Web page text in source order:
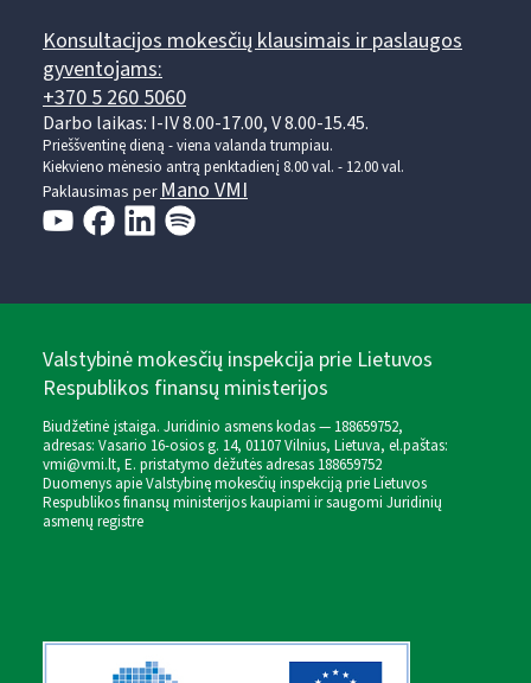
Konsultacijos mokesčių klausimais ir paslaugos
gyventojams:
+370 5 260 5060
Darbo laikas: I-IV 8.00-17.00, V 8.00-15.45.
Prieššventinę dieną - viena valanda trumpiau.
Kiekvieno mėnesio antrą penktadienį 8.00 val. - 12.00 val.
Paklausimas per Mano VMI
Valstybinė mokesčių inspekcija prie Lietuvos
Respublikos finansų ministerijos
Biudžetinė įstaiga. Juridinio asmens kodas — 188659752,
adresas: Vasario 16-osios g. 14, 01107 Vilnius, Lietuva, el.paštas:
vmi@vmi.lt, E. pristatymo dėžutės adresas 188659752
Duomenys apie Valstybinę mokesčių inspekciją prie Lietuvos
Respublikos finansų ministerijos kaupiami ir saugomi Juridinių
asmenų registre